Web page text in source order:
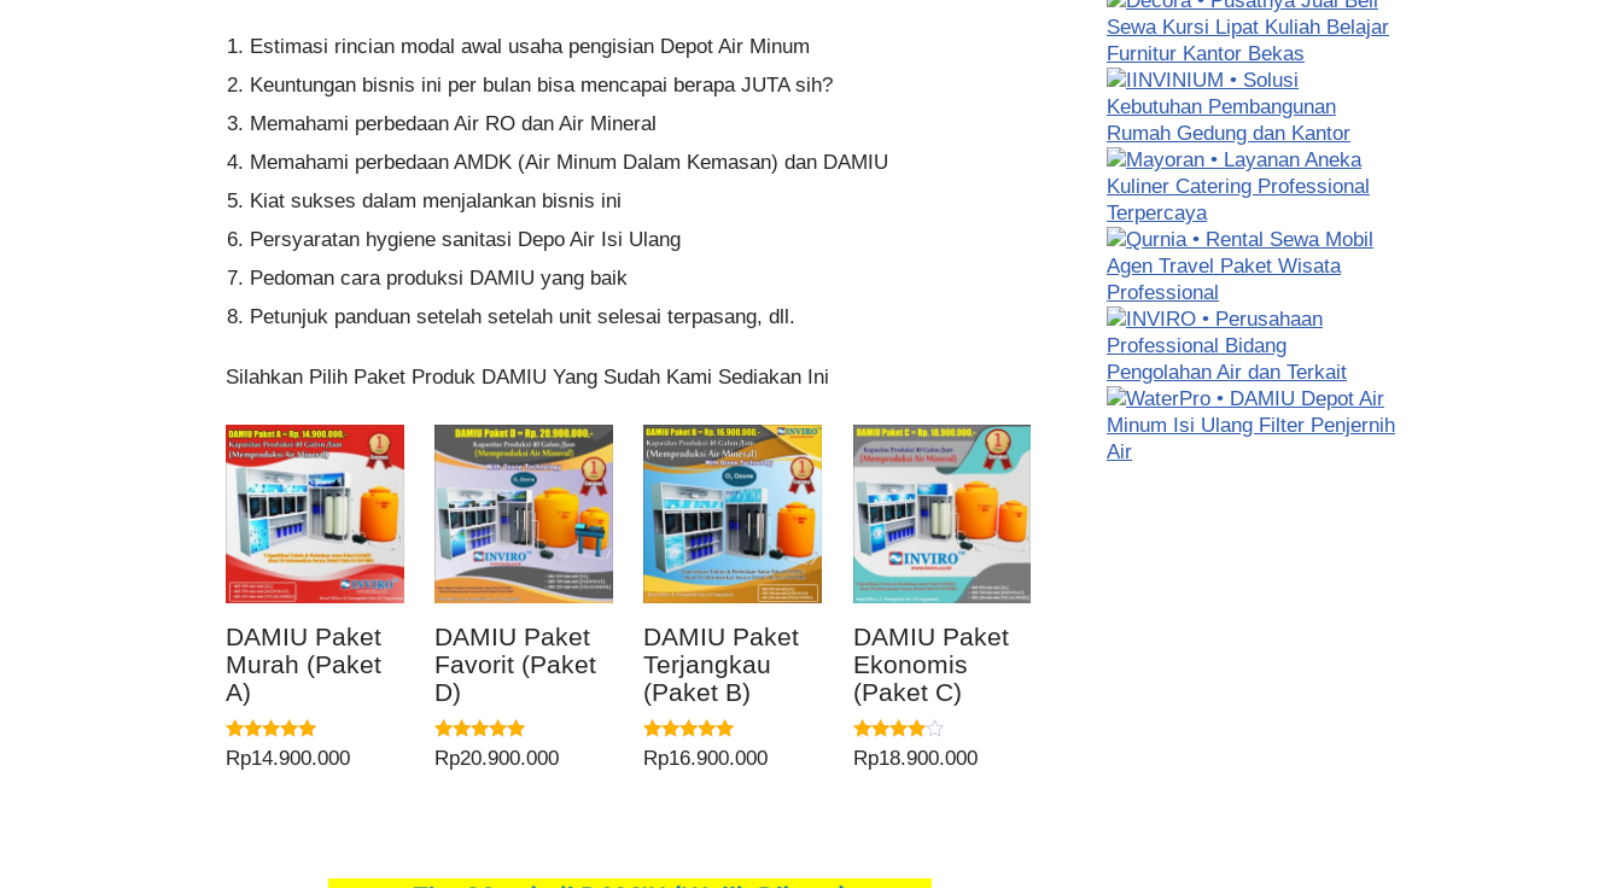
Estimasi rincian modal awal usaha pengisian Depot Air Minum
Keuntungan bisnis ini per bulan bisa mencapai berapa JUTA sih?
Memahami perbedaan Air RO dan Air Mineral
Memahami perbedaan AMDK (Air Minum Dalam Kemasan) dan DAMIU
Kiat sukses dalam menjalankan bisnis ini
Persyaratan hygiene sanitasi Depo Air Isi Ulang
Pedoman cara produksi DAMIU yang baik
Petunjuk panduan setelah setelah unit selesai terpasang, dll.
Silahkan Pilih Paket Produk DAMIU Yang Sudah Kami Sediakan Ini
DAMIU Paket
Murah (Paket
A)
Dinilai
5.00
Rp14.900.000
DAMIU Paket
Favorit (Paket
D)
Dinilai
5.00
Rp20.900.000
DAMIU Paket
Terjangkau
(Paket B)
Dinilai
5.00
Rp16.900.000
DAMIU Paket
Ekonomis
(Paket C)
Dinilai
4.00
Rp18.900.000